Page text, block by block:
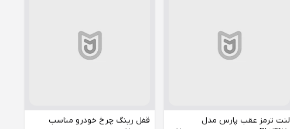
لنت ترمز عقب پارس مدل
قفل رینگ چرخ خودرو مناسب